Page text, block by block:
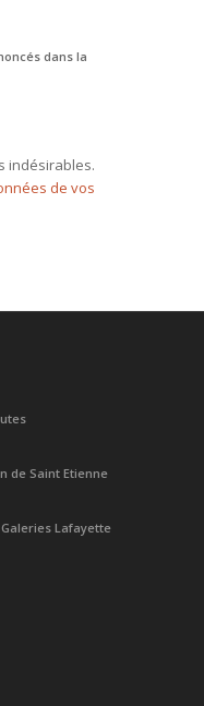
dans la
indésirables.
de vos
de Saint Etienne
Lafayette